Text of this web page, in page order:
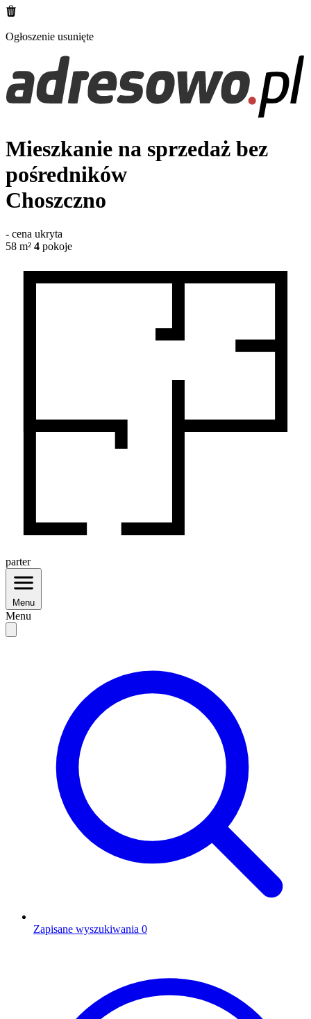
Ogłoszenie usunięte
Mieszkanie na sprzedaż bez
pośredników
Choszczno
- cena ukryta
58 m² 4 pokoje
parter
Menu
Menu
Zapisane wyszukiwania 0